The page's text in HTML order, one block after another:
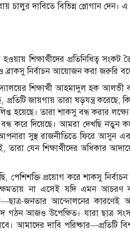
চালুর দাবিতে বিভিন্ন স্লোগান
শিক্ষার্থীদের প্রতিনিধিত্ব সংকট
ও ব্রাকসু নির্বাচন আয়োজন করা জরুরি
শিক্ষার্থী আহমাদুল হক
জায়গায় তারা ষড়যন্ত্র করেছে;
হয়েছে। তারা শাকসু বন্ধ করার
বন্ধ করে দিয়েছে। আমরা দেখছি
সুস্থ রাজনীতিতে ফিরে আসুন এবং
যেন শিক্ষার্থীদের অধিকার
প্রয়োগ করে শাকসু নির্বাচন
না এসেই যদি এমন আচরণ
জনতার আন্দোলনের
গঠন আজও উপেক্ষিত। যারা ছাত্র
দাবি পরিষ্কার—প্রতিটি